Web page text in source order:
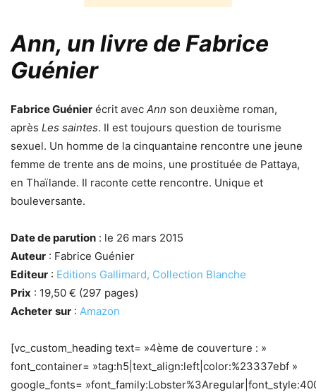
Ann, un livre de Fabrice
Guénier
Fabrice Guénier écrit avec Ann son deuxième roman,
après Les saintes. Il est toujours question de tourisme
sexuel. Un homme de la cinquantaine rencontre une jeune
femme de trente ans de moins, une prostituée de Pattaya,
en Thaïlande. Il raconte cette rencontre. Unique et
bouleversante.
Date de parution : le 26 mars 2015
Auteur : Fabrice Guénier
Editeur : Editions Gallimard, Collection Blanche
Prix : 19,50 € (297 pages)
Acheter sur : Amazon
[vc_custom_heading text= »4ème de couverture : »
font_container= »tag:h5|text_align:left|color:%23337ebf »
google_fonts=